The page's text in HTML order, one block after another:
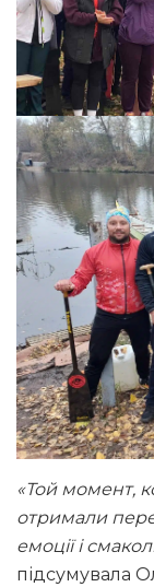
«Той момент,
отримали
емоції і
підсумувала